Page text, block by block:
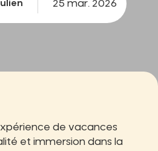
25 mar. 2026
de vacances
et immersion dans la